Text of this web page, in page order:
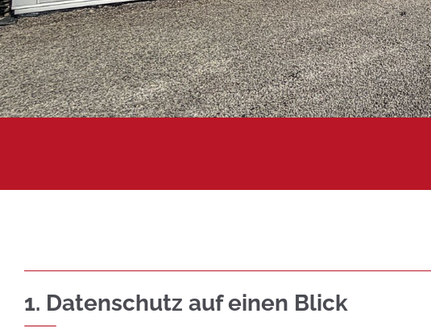
1. Datenschutz auf einen Blick